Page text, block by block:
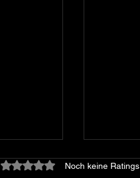
Mit 0 von 5 Sternen bewertet.
Noch keine Ratings